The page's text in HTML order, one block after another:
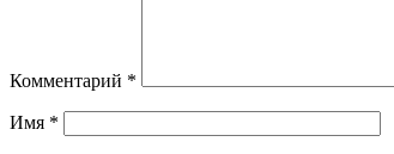
Комментарий *
Имя *